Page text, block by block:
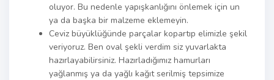
oluyor. Bu nedenle yapışkanlığını önlemek için un
ya da başka bir malzeme eklemeyin.
Ceviz büyüklüğünde parçalar kopartıp elimizle şekil
veriyoruz. Ben oval şekli verdim siz yuvarlakta
hazırlayabilirsiniz. Hazırladığımız hamurları
yağlanmış ya da yağlı kağıt serilmiş tepsimize